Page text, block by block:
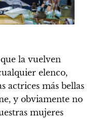
la vuelven
elenco,
actrices más bellas
y obviamente no
mujeres